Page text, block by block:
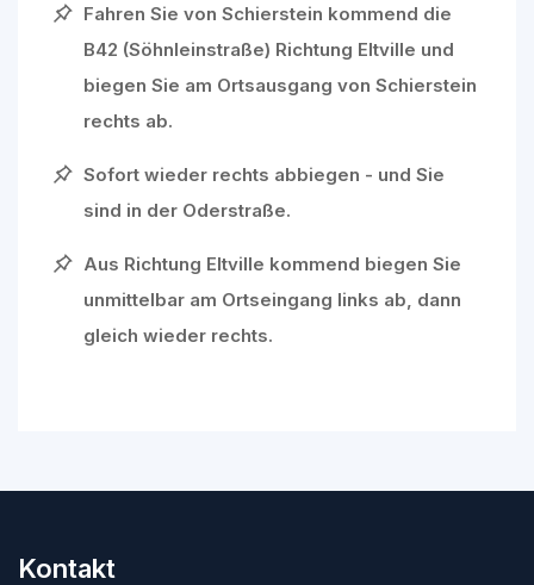
Fahren Sie von Schierstein kommend die
B42 (Söhnleinstraße) Richtung Eltville und
biegen Sie am Ortsausgang von Schierstein
rechts ab.
Sofort wieder rechts abbiegen - und Sie
sind in der Oderstraße.
Aus Richtung Eltville kommend biegen Sie
unmittelbar am Ortseingang links ab, dann
gleich wieder rechts.
Kontakt